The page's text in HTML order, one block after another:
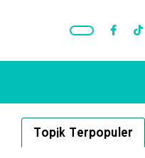
Topik Terpopuler